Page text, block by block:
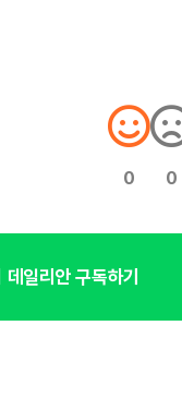
0 0
데일리안 구독하기